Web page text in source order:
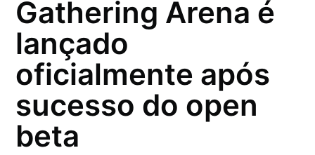
Gathering Arena é
lançado
oficialmente após
sucesso do open
beta